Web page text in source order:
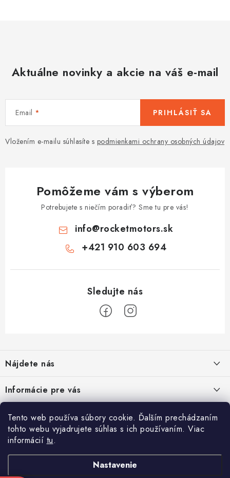
Tento web používa súbory cookie. Ďalším prechádzaním
tohto webu vyjadrujete súhlas s ich používaním. Viac
informácií tu.
Nastavenie
Aktuálne novinky a akcie na váš e-mail
Email
Vložením e-mailu súhlasíte s podmienkami ochrany osobných údajov
PRIHLÁSIŤ SA
Pomôžeme vám s výberom
Potrebujete s niečím poradiť? Sme tu pre vás!
info@rocketmotors.sk
+421 910 603 694
p
ä
t
i
Nájdete nás
Informácie pre vás
Kontakt
TOP kategórie
Detské štvorkolky
Minicross
Moto prilby
Facebook